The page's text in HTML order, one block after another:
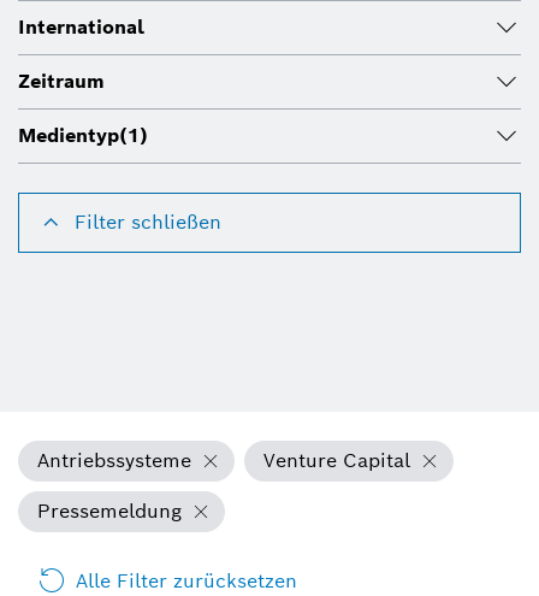
International
Zeitraum
Medientyp(1)
Filter schließen
Antriebssysteme
Venture Capital
Pressemeldung
Alle Filter zurücksetzen